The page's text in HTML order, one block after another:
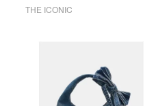
THE ICONIC